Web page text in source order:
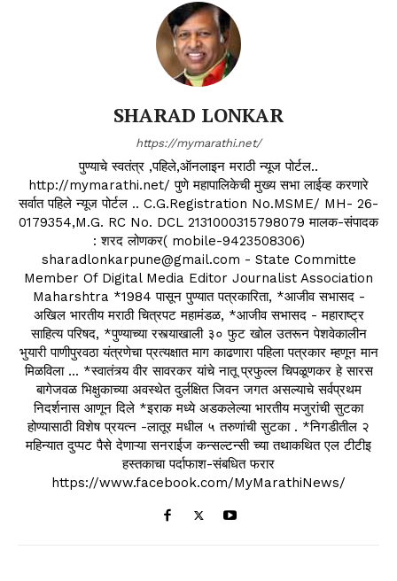
SHARAD LONKAR
https://mymarathi.net/
पुण्याचे स्वतंत्र ,पहिले,ऑनलाइन मराठी न्यूज पोर्टल..
http://mymarathi.net/ पुणे महापालिकेची मुख्य सभा लाईव्ह करणारे
सर्वात पहिले न्यूज पोर्टल .. C.G.Registration No.MSME/ MH- 26-
0179354,M.G. RC No. DCL 2131000315798079 मालक-संपादक
: शरद लोणकर( mobile-9423508306)
sharadlonkarpune@gmail.com - State Committe
Member Of Digital Media Editor Journalist Association
Maharshtra *1984 पासून पुण्यात पत्रकारिता, *आजीव सभासद -
अखिल भारतीय मराठी चित्रपट महामंडळ, *आजीव सभासद - महाराष्ट्र
साहित्य परिषद, *पुण्याच्या रस्त्याखाली ३० फुट खोल उतरून पेशवेकालीन
भुयारी पाणीपुरवठा यंत्रणेचा प्रत्यक्षात माग काढणारा पहिला पत्रकार म्हणून मान
मिळविला ... *स्वातंत्र्य वीर सावरकर यांचे नातू प्रफुल्ल चिपळूणकर हे सारस
बागेजवळ भिक्षुकाच्या अवस्थेत दुर्लक्षित जिवन जगत असल्याचे सर्वप्रथम
निदर्शनास आणून दिले *इराक मध्ये अडकलेल्या भारतीय मजुरांची सुटका
होण्यासाठी विशेष प्रयत्न -लातूर मधील ५ तरुणांची सुटका . *निगडीतील २
महिन्यात दुप्पट पैसे देणाऱ्या सनराईज कन्सल्टन्सी च्या तथाकथित एल टीटीइ
हस्तकाचा पर्दाफाश-संबधित फरार
https://www.facebook.com/MyMarathiNews/